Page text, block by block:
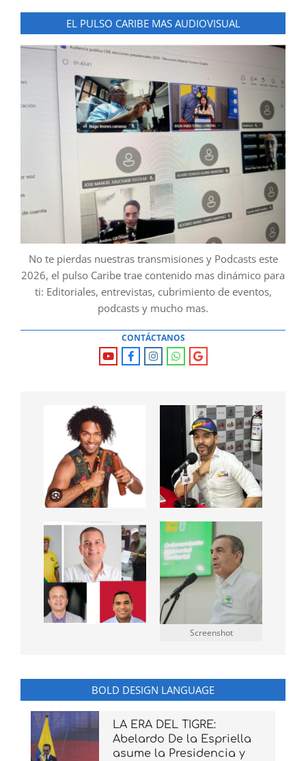
EL PULSO CARIBE MAS AUDIOVISUAL
No te pierdas nuestras transmisiones y Podcasts este
2026, el pulso Caribe trae contenido mas dinámico para
ti: Editoriales, entrevistas, cubrimiento de eventos,
podcasts y mucho mas.
CONTÁCTANOS
Screenshot
BOLD DESIGN LANGUAGE
LA ERA DEL TIGRE:
Abelardo De la Espriella
asume la Presidencia y